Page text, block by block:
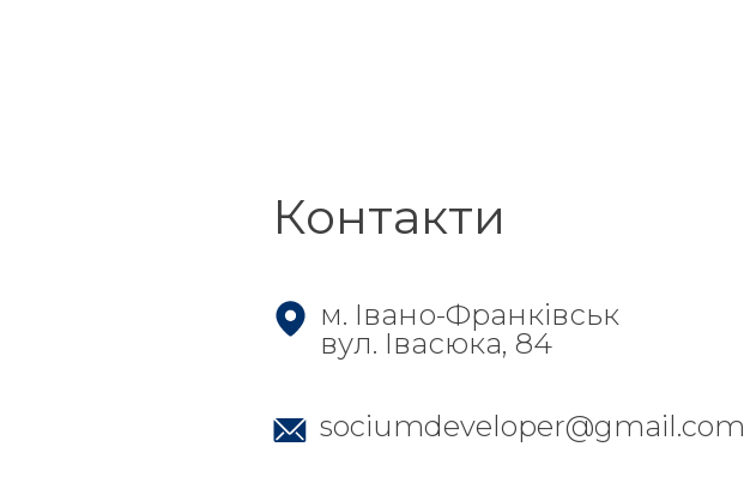
Контакти
м. Івано-Франківськ
вул. Івасюка, 84
sociumdeveloper@gmail.com